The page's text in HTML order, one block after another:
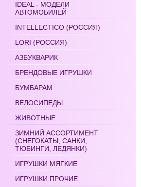
IDEAL - МОДЕЛИ
АВТОМОБИЛЕЙ
INTELLECTICO (РОССИЯ)
LORI (РОССИЯ)
АЗБУКВАРИК
БРЕНДОВЫЕ ИГРУШКИ
БУМБАРАМ
ВЕЛОСИПЕДЫ
ЖИВОТНЫЕ
ЗИМНИЙ АССОРТИМЕНТ
(СНЕГОКАТЫ, САНКИ,
ТЮБИНГИ, ЛЕДЯНКИ)
ИГРУШКИ МЯГКИЕ
ИГРУШКИ ПРОЧИЕ